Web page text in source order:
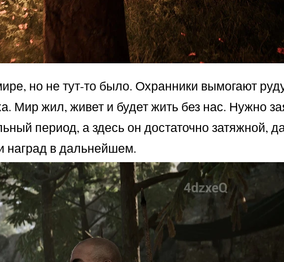
но не тут-то было. Охранники вымогают
Мир жил, живет и будет жить без нас. Нужно
период, а здесь он достаточно затяжной,
наград в дальнейшем.